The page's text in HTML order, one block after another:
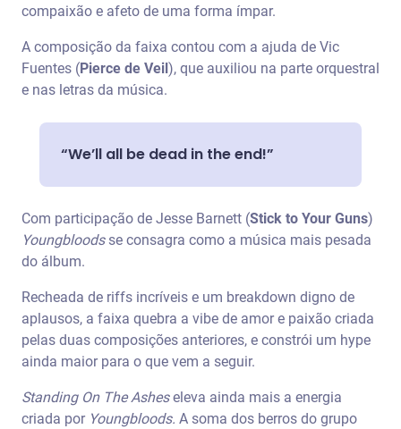
compaixão e afeto de uma forma ímpar.
A composição da faixa contou com a ajuda de Vic
Fuentes (Pierce de Veil ), que auxiliou na parte orquestral
e nas letras da música.
“We’ll all be dead in the end!”
Com participação de Jesse Barnett (Stick to Your Guns)
Youngbloods se consagra como a música mais pesada
do álbum.
Recheada de riffs incríveis e um breakdown digno de
aplausos, a faixa quebra a vibe de amor e paixão criada
pelas duas composições anteriores, e constrói um hype
ainda maior para o que vem a seguir.
Standing On The Asheseleva ainda mais a energia
criada por Youngbloods. A soma dos berros do grupo